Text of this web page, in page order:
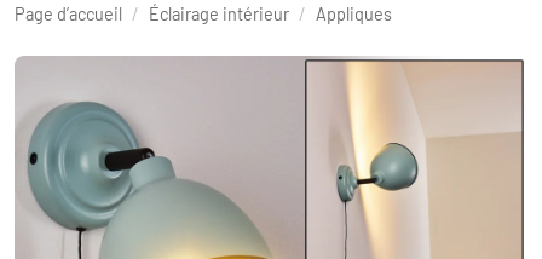
Page d’accueil / Éclairage intérieur / Appliques